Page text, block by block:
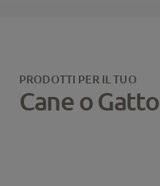
PRODOTTI PER IL TUO
Cane o Gatto